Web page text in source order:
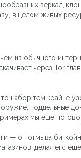
зеркал,
в целом живых
из обычного
через Tor
набор тем крайне
поддельные
мы еще
— от отмыва
делая его